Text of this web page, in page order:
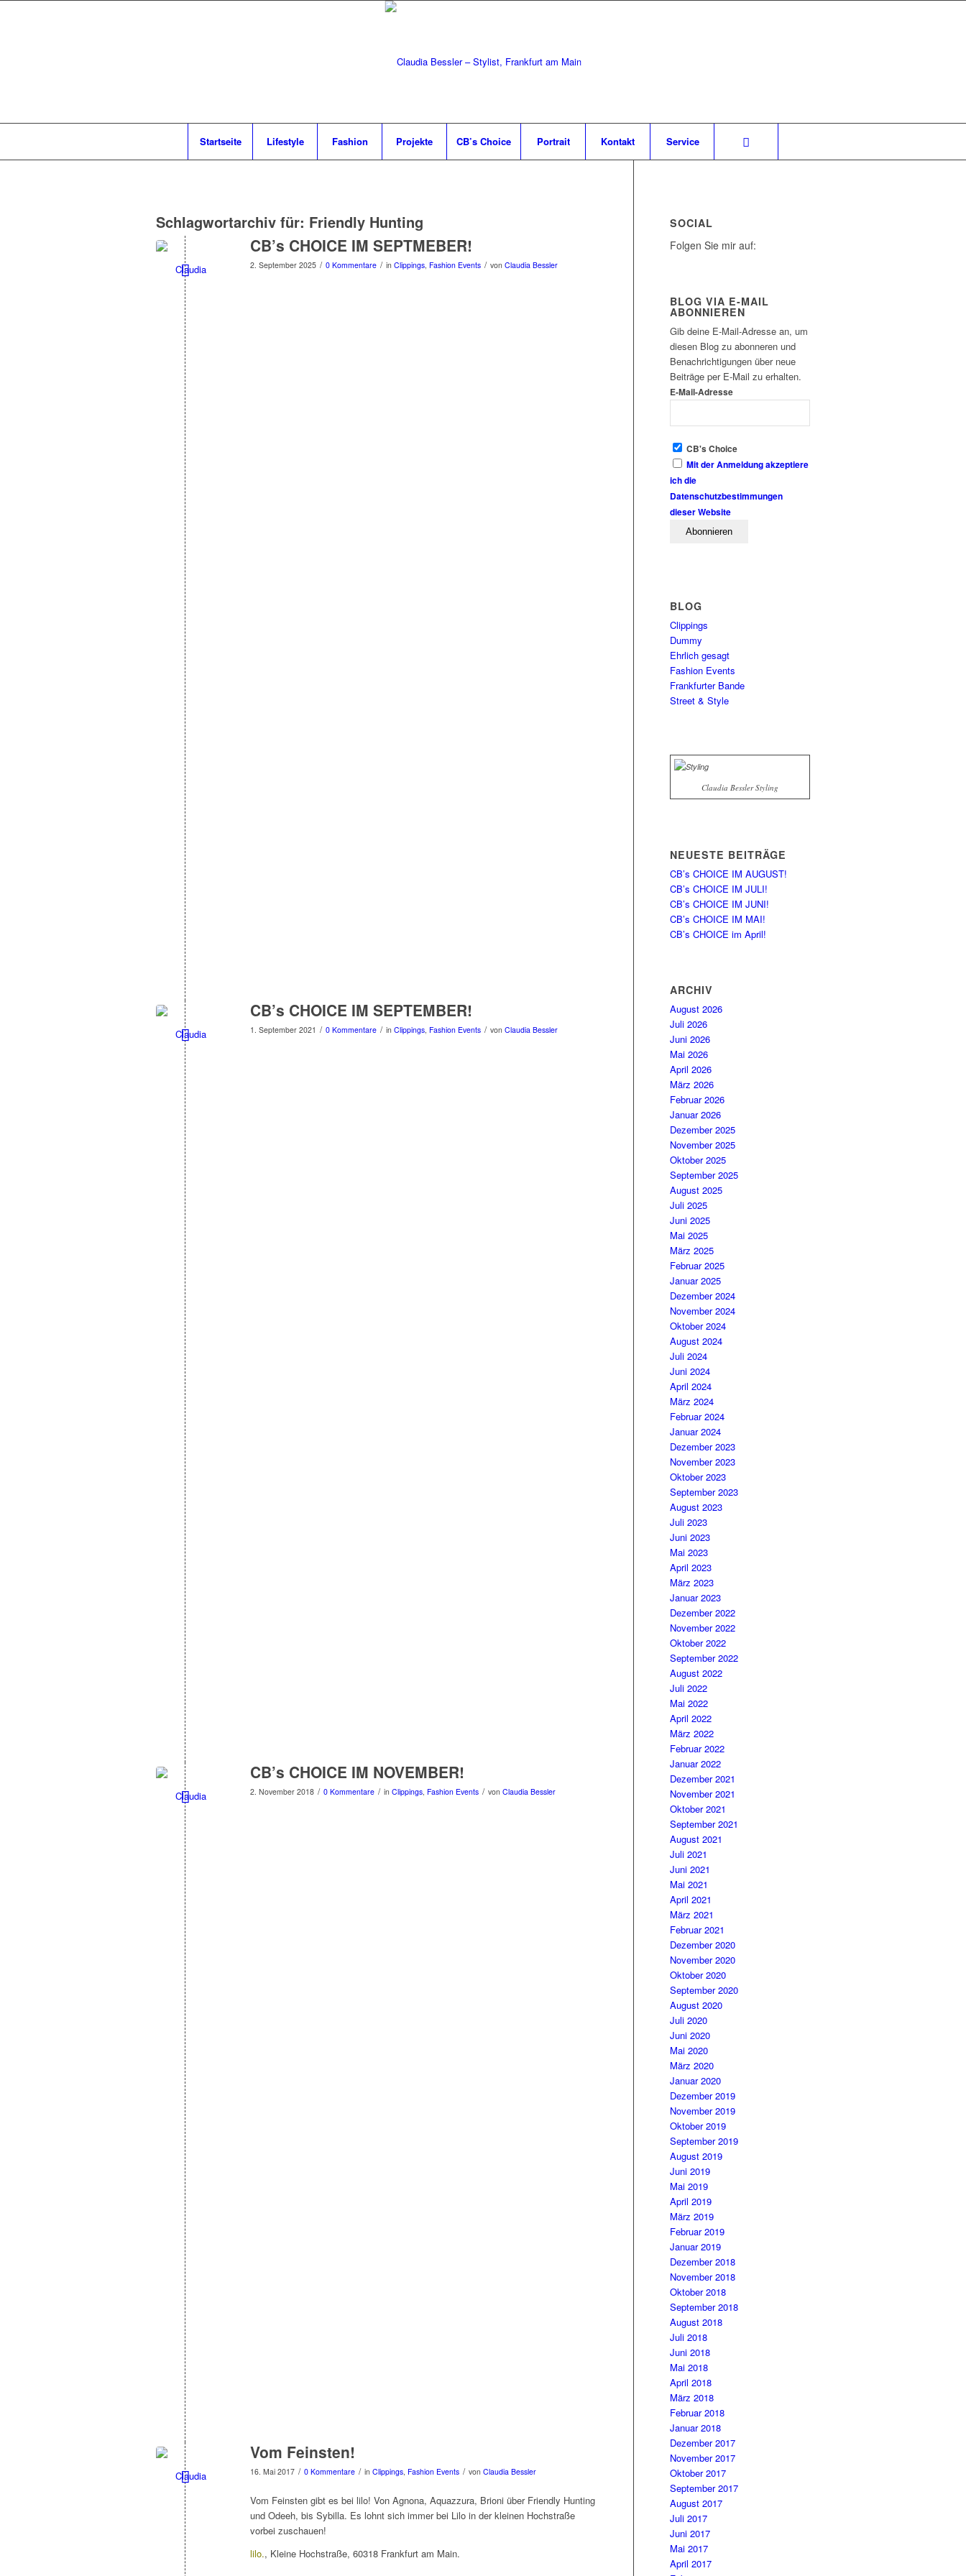
Startseite Lifestyle Fashion Projekte CB’s Choice Portrait Kontakt Service
Schlagwortarchiv für: Friendly Hunting
CB’s CHOICE IM SEPTMEBER!
2. September 2025 / 0 Kommentare / in Clippings, Fashion Events / von Claudia Bessler
CB’s CHOICE IM SEPTEMBER!
1. September 2021 / 0 Kommentare / in Clippings, Fashion Events / von Claudia Bessler
CB’s CHOICE IM NOVEMBER!
2. November 2018 / 0 Kommentare / in Clippings, Fashion Events / von Claudia Bessler
Vom Feinsten!
16. Mai 2017 / 0 Kommentare / in Clippings, Fashion Events / von Claudia Bessler
Vom Feinsten gibt es bei lilo! Von Agnona, Aquazzura, Brioni über Friendly Hunting
und Odeeh, bis Sybilla. Es lohnt sich immer bei Lilo in der kleinen Hochstraße
vorbei zuschauen!
lilo., Kleine Hochstraße, 60318 Frankfurt am Main.
SOCIAL
Folgen Sie mir auf:
BLOG VIA E-MAIL
ABONNIEREN
Gib deine E-Mail-Adresse an, um
diesen Blog zu abonneren und
Benachrichtigungen über neue
Beiträge per E-Mail zu erhalten.
E-Mail-Adresse
CB's Choice
Mit der Anmeldung akzeptiere
ich die
Datenschutzbestimmungen
dieser Website
BLOG
Clippings
Dummy
Ehrlich gesagt
Fashion Events
Frankfurter Bande
Street & Style
Claudia Bessler Styling
NEUESTE BEITRÄGE
CB’s CHOICE IM AUGUST!
CB’s CHOICE IM JULI!
CB’s CHOICE IM JUNI!
CB’s CHOICE IM MAI!
CB’s CHOICE im April!
ARCHIV
August 2026
Juli 2026
Juni 2026
Mai 2026
April 2026
März 2026
Februar 2026
Januar 2026
Dezember 2025
November 2025
Oktober 2025
September 2025
August 2025
Juli 2025
Juni 2025
Mai 2025
März 2025
Februar 2025
Januar 2025
Dezember 2024
November 2024
Oktober 2024
August 2024
Juli 2024
Juni 2024
April 2024
März 2024
Februar 2024
Januar 2024
Dezember 2023
November 2023
Oktober 2023
September 2023
August 2023
Juli 2023
Juni 2023
Mai 2023
April 2023
März 2023
Januar 2023
Dezember 2022
November 2022
Oktober 2022
September 2022
August 2022
Juli 2022
Mai 2022
April 2022
März 2022
Februar 2022
Januar 2022
Dezember 2021
November 2021
Oktober 2021
September 2021
August 2021
Juli 2021
Juni 2021
Mai 2021
April 2021
März 2021
Februar 2021
Dezember 2020
November 2020
Oktober 2020
September 2020
August 2020
Juli 2020
Juni 2020
Mai 2020
März 2020
Januar 2020
Dezember 2019
November 2019
Oktober 2019
September 2019
August 2019
Juni 2019
Mai 2019
April 2019
März 2019
Februar 2019
Januar 2019
Dezember 2018
November 2018
Oktober 2018
September 2018
August 2018
Juli 2018
Juni 2018
Mai 2018
April 2018
März 2018
Februar 2018
Januar 2018
Dezember 2017
November 2017
Oktober 2017
September 2017
August 2017
Juli 2017
Juni 2017
Mai 2017
April 2017